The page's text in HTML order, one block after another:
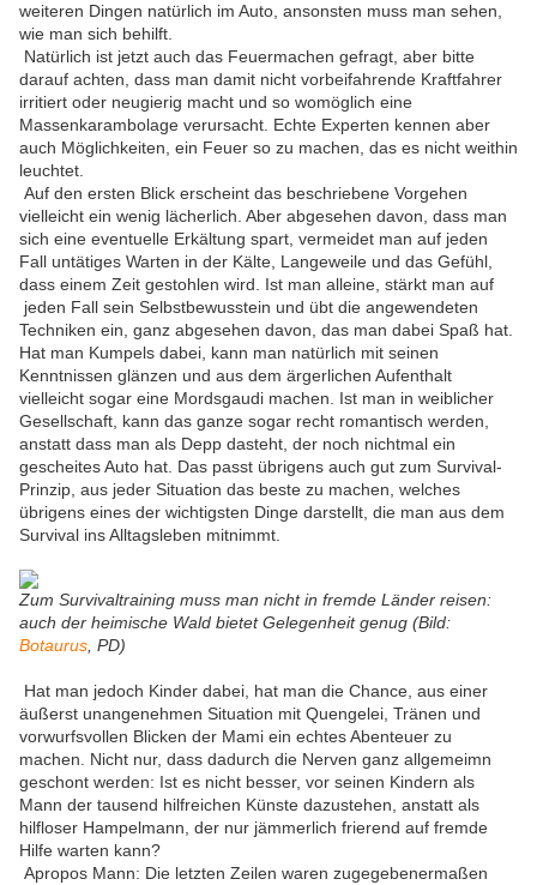
weiteren Dingen natürlich im Auto, ansonsten muss man sehen,
wie man sich behilft.
Natürlich ist jetzt auch das Feuermachen gefragt, aber bitte
darauf achten, dass man damit nicht vorbeifahrende Kraftfahrer
irritiert oder neugierig macht und so womöglich eine
Massenkarambolage verursacht. Echte Experten kennen aber
auch Möglichkeiten, ein Feuer so zu machen, das es nicht weithin
leuchtet.
Auf den ersten Blick erscheint das beschriebene Vorgehen
vielleicht ein wenig lächerlich. Aber abgesehen davon, dass man
sich eine eventuelle Erkältung spart, vermeidet man auf jeden
Fall untätiges Warten in der Kälte, Langeweile und das Gefühl,
dass einem Zeit gestohlen wird. Ist man alleine, stärkt man auf
jeden Fall sein Selbstbewusstein und übt die angewendeten
Techniken ein, ganz abgesehen davon, das man dabei Spaß hat.
Hat man Kumpels dabei, kann man natürlich mit seinen
Kenntnissen glänzen und aus dem ärgerlichen Aufenthalt
vielleicht sogar eine Mordsgaudi machen. Ist man in weiblicher
Gesellschaft, kann das ganze sogar recht romantisch werden,
anstatt dass man als Depp dasteht, der noch nichtmal ein
gescheites Auto hat. Das passt übrigens auch gut zum Survival-
Prinzip, aus jeder Situation das beste zu machen, welches
übrigens eines der wichtigsten Dinge darstellt, die man aus dem
Survival ins Alltagsleben mitnimmt.
Zum Survivaltraining muss man nicht in fremde Länder reisen:
auch der heimische Wald bietet Gelegenheit genug (Bild:
Botaurus , PD)
Hat man jedoch Kinder dabei, hat man die Chance, aus einer
äußerst unangenehmen Situation mit Quengelei, Tränen und
vorwurfsvollen Blicken der Mami ein echtes Abenteuer zu
machen. Nicht nur, dass dadurch die Nerven ganz allgemeimn
geschont werden: Ist es nicht besser, vor seinen Kindern als
Mann der tausend hilfreichen Künste dazustehen, anstatt als
hilfloser Hampelmann, der nur jämmerlich frierend auf fremde
Hilfe warten kann?
Apropos Mann: Die letzten Zeilen waren zugegebenermaßen